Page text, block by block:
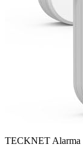
TECKNET Alarma